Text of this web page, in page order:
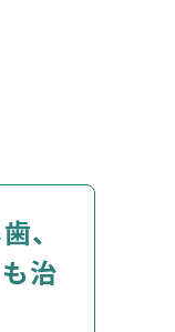
、
治